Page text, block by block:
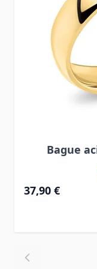
Bague
37,90 €